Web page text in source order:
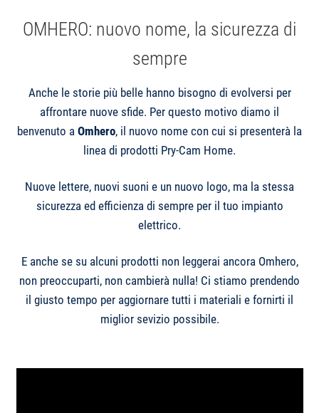
OMHERO: nuovo nome, la sicurezza di
sempre
Anche le storie più belle hanno bisogno di evolversi per
affrontare nuove sfide. Per questo motivo diamo il
benvenuto a Omhero, il nuovo nome con cui si presenterà la
linea di prodotti Pry-Cam Home.
Nuove lettere, nuovi suoni e un nuovo logo, ma la stessa
sicurezza ed efficienza di sempre per il tuo impianto
elettrico.
E anche se su alcuni prodotti non leggerai ancora Omhero,
non preoccuparti, non cambierà nulla! Ci stiamo prendendo
il giusto tempo per aggiornare tutti i materiali e fornirti il
miglior sevizio possibile.